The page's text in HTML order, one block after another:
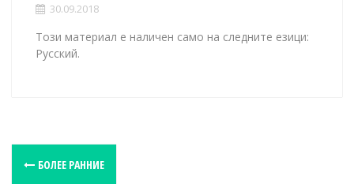
30.09.2018
Този материал е наличен само на следните езици:
Русский.
БОЛЕЕ РАННИЕ